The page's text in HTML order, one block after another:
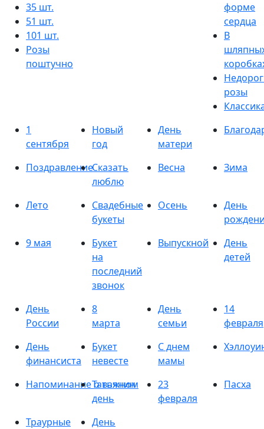
35 шт.
51 шт.
101 шт.
Розы
поштучно
форме
сердца
В
розы
1
сентября
Новый
год
День
матери
ПоздравлениеСказать
люблю
Весна Зима
Лето
Свадебные
букеты
Осень
День
9 мая
Букет
на
последний
звонок
Выпускной
День
детей
День
России
8
марта
День
семьи
14
февраля
День
финансиста
Букет
невесте
С днем
мамы
Напоминание о важном
Татьянин
день
23
февраля
Пасха
Траурные
День